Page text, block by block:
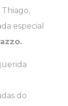
Thiago,
especial
do